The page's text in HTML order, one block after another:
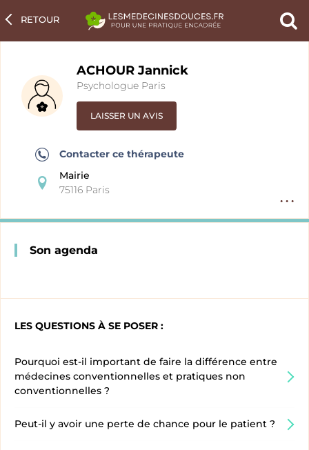
un
RETOUR
fiche
ACHOUR Jannick
Psychologue Paris
LAISSER UN AVIS
Contacter ce thérapeute
Mairie
75116 Paris
Son agenda
LES QUESTIONS À SE POSER :
Pourquoi est-il important de faire la différence entre
médecines conventionnelles et pratiques non
conventionnelles ?
Peut-il y avoir une perte de chance pour le patient ?